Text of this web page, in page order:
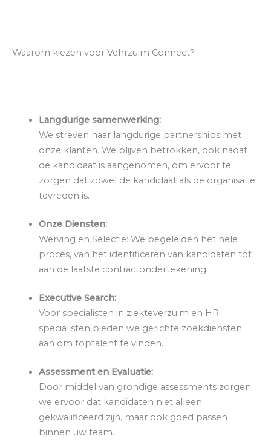
Waarom kiezen voor Vehrzuim Connect?
Langdurige samenwerking:
We streven naar langdurige partnerships met
onze klanten. We blijven betrokken, ook nadat
de kandidaat is aangenomen, om ervoor te
zorgen dat zowel de kandidaat als de organisatie
tevreden is.
Onze Diensten:
Werving en Selectie: We begeleiden het hele
proces, van het identificeren van kandidaten tot
aan de laatste contractondertekening.
Executive Search:
Voor specialisten in ziekteverzuim en HR
specialisten bieden we gerichte zoekdiensten
aan om toptalent te vinden.
Assessment en Evaluatie:
Door middel van grondige assessments zorgen
we ervoor dat kandidaten niet alleen
gekwalificeerd zijn, maar ook goed passen
binnen uw team.